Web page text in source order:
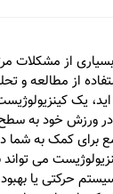
از مشکلات
استفاده از
ورزشی خود صدمه
3. بهبود عملکرد ورزشی:
می
سیستم حرکتی یا